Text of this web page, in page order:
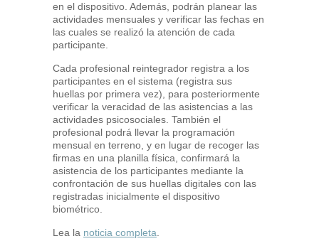
en el dispositivo. Además, podrán planear las
actividades mensuales y verificar las fechas en
las cuales se realizó la atención de cada
participante.
Cada profesional reintegrador registra a los
participantes en el sistema (registra sus
huellas por primera vez), para posteriormente
verificar la veracidad de las asistencias a las
actividades psicosociales. También el
profesional podrá llevar la programación
mensual en terreno, y en lugar de recoger las
firmas en una planilla física, confirmará la
asistencia de los participantes mediante la
confrontación de sus huellas digitales con las
registradas inicialmente el dispositivo
biométrico.
Lea la noticia completa